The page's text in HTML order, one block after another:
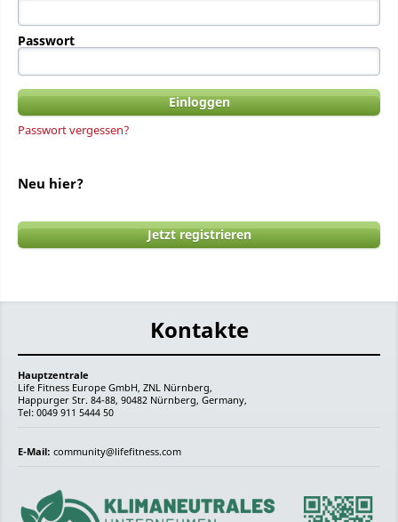
Passwort
Passwort vergessen?
Neu hier?
Jetzt registrieren
Kontakte
Hauptzentrale
Life Fitness Europe GmbH, ZNL Nürnberg,
Happurger Str. 84-88, 90482 Nürnberg, Germany,
Tel: 0049 911 5444 50
E-Mail: community@lifefitness.com